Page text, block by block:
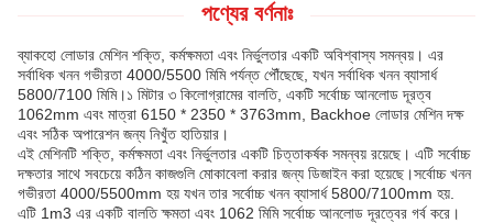
পণ্যের বর্ণনাঃ
ব্যাকহো লোডার মেশিন শক্তি, কর্মক্ষমতা এবং নির্ভুলতার একটি অবিশ্বাস্য সমন্বয়। এর
সর্বাধিক খনন গভীরতা 4000/5500 মিমি পর্যন্ত পৌঁছেছে, যখন সর্বাধিক খনন ব্যাসার্ধ
5800/7100 মিমি।১ মিটার ৩ কিলোগ্রামের বালতি, একটি সর্বোচ্চ আনলোড দূরত্ব
1062mm এবং মাত্রা 6150 * 2350 * 3763mm, Backhoe লোডার মেশিন দক্ষ
এবং সঠিক অপারেশন জন্য নিখুঁত হাতিয়ার।
এই মেশিনটি শক্তি, কর্মক্ষমতা এবং নির্ভুলতার একটি চিত্তাকর্ষক সমন্বয় রয়েছে। এটি সর্বোচ্চ
দক্ষতার সাথে সবচেয়ে কঠিন কাজগুলি মোকাবেলা করার জন্য ডিজাইন করা হয়েছে।সর্বোচ্চ খনন
গভীরতা 4000/5500mm হয় যখন তার সর্বোচ্চ খনন ব্যাসার্ধ 5800/7100mm হয়.
এটি 1m3 এর একটি বালতি ক্ষমতা এবং 1062 মিমি সর্বোচ্চ আনলোড দূরত্বের গর্ব করে।